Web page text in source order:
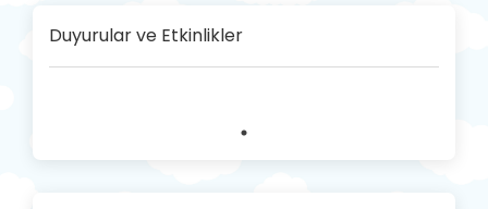
Duyurular ve Etkinlikler